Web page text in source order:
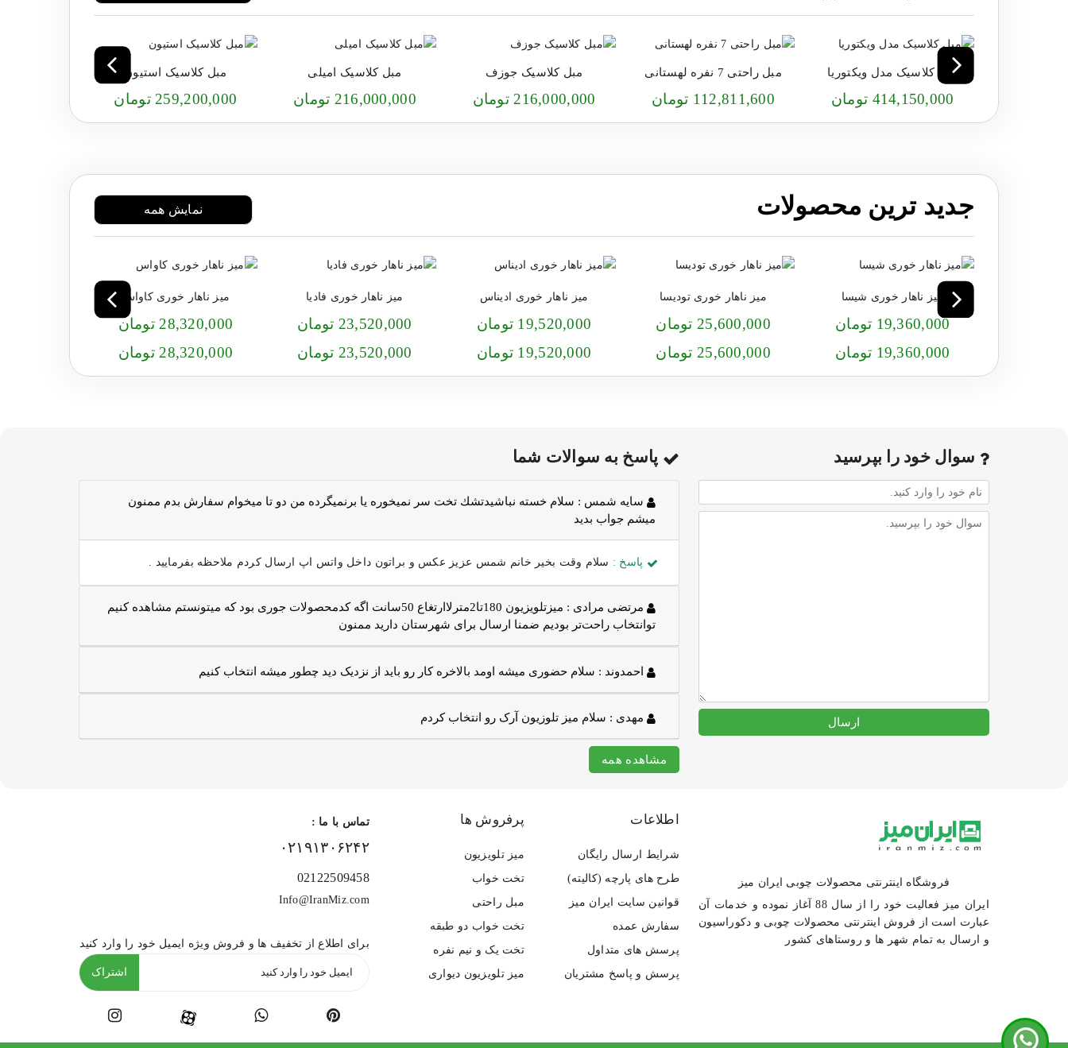
مبل کلاسیک مدل ویکتوریا
414,150,000 تومان
مبل راحتی 7 نفره لهستانی
112,811,600 تومان
مبل کلاسیک جوزف
216,000,000 تومان
مبل کلاسیک امیلی
216,000,000 تومان
مبل کلاسیک استیون
259,200,000 تومان
جدید ترین محصولات نمایش همه
میز ناهار خوری شیسا
19,360,000 تومان
19,360,000 تومان
میز ناهار خوری تودیسا
25,600,000 تومان
25,600,000 تومان
میز ناهار خوری ادیناس
19,520,000 تومان
19,520,000 تومان
میز ناهار خوری فادیا
23,520,000 تومان
23,520,000 تومان
میز ناهار خوری کاواس
28,320,000 تومان
28,320,000 تومان
سوال خود را بپرسید
ارسال
پاسخ به سوالات شما
سايه شمس : سلام خسته نباشيدتشك تخت سر نميخوره يا برنميگرده من دو تا ميخوام سفارش بدم ممنون
ميشم جواب بديد
پاسخ : سلام وقت بخیر خانم شمس عزیز عکس و براتون داخل واتس اپ ارسال کردم ملاحظه بفرمایید .
مرتضی مرادی :
میزتلویزیون 180تا2مترلاارتغاع 50سانت اگه کدمحصولات جوری بود که میتونستم مشاهده کنیم
توانتخاب راحت‌تر بودیم ضمنا ارسال برای شهرستان دارید ممنون
احمدوند : سلام حضوری میشه اومد بالاخره کار رو باید از نزدیک دید چطور میشه انتخاب کنیم
مهدی : سلام میز تلوزیون آرک رو انتخاب کردم
مشاهده همه
فروشگاه اینترنتی محصولات چوبی ایران میز
ایران میز فعالیت خود را از سال 88 آغاز نموده و خدمات آن
عبارت است از فروش اینترنتی محصولات چوبی و دکوراسیون
و ارسال به تمام شهر ها و روستاهای کشور
اطلاعات
شرایط ارسال رایگان
طرح های پارچه (کالیته)
قوانین سایت ایران میز
سفارش عمده
پرسش های متداول
پرسش و پاسخ مشتریان
پرفروش ها
میز تلویزیون
تخت خواب
مبل راحتی
تخت خواب دو طبقه
تخت یک و نیم نفره
میز تلویزیون دیواری
تماس با ما :
۰۲۱۹۱۳۰۶۲۴۲
02122509458
Info@IranMiz.com
برای اطلاع از تخفیف ها و فروش ویژه ایمیل خود را وارد کنید
اشتراک